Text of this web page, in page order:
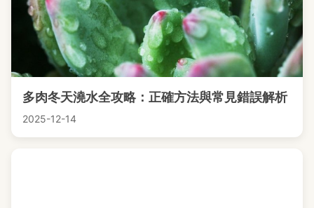
多肉冬天澆水全攻略：正確方法與常見錯誤解析
2025-12-14